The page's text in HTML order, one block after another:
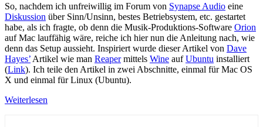
So, nachdem ich unfreiwillig im Forum von Synapse Audio eine
Diskussion über Sinn/Unsinn, bestes Betriebsystem, etc. gestartet
habe, als ich fragte, ob denn die Musik-Produktions-Software Orion
auf Mac lauffähig wäre, reiche ich hier nun die Anleitung nach, wie
denn das Setup aussieht. Inspiriert wurde dieser Artikel von Dave
Hayes’ Artikel wie man Reapermittels Wine aufUbuntu installiert
(Link). Ich teile den Artikel in zwei Abschnitte, einmal für Mac OS
X und einmal für Linux (Ubuntu).
Weiterlesen